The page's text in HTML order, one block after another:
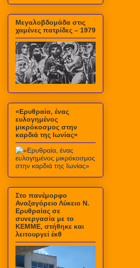
Μεγαλοβδομάδα στις
χαμένες πατρίδες – 1979
«Ερυθραία, ένας
ευλογημένος
μικρόκοσμος στην
καρδιά της Ιωνίας»
Στο πανέμορφο
Αναξαγόρειο Λύκειο Ν.
Ερυθραίας σε
συνεργασία με το
ΚΕΜΜΕ, στήθηκε και
λειτουργεί έκθ